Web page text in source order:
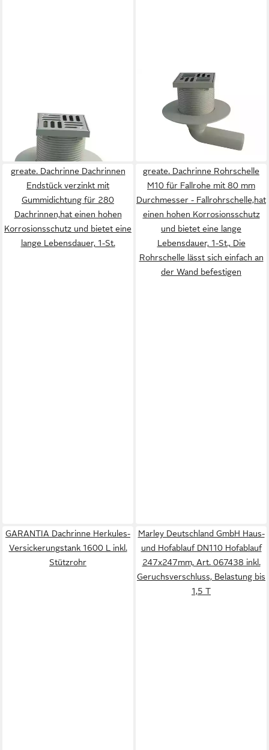
Art. 067339
ab 24,59 €
lieferbar - in 4-5 Werktagen bei dir
MARLEY DEUTSCHLAND GMBH
Haus- und Hofablauf DN50
Balkonablauf 100x100mm,
Art. 067322
lieferbar - in 4-5 Werktagen bei dir
greate. Dachrinne Dachrinnen
Endstück verzinkt mit
Gummidichtung für 280
Dachrinnen,hat einen hohen
Korrosionsschutz und bietet eine
lange Lebensdauer, 1-St.
greate. Dachrinne Rohrschelle
M10 für Fallrohe mit 80 mm
Durchmesser - Fallrohrschelle,hat
einen hohen Korrosionsschutz
und bietet eine lange
Lebensdauer, 1-St., Die
Rohrschelle lässt sich einfach an
der Wand befestigen
GARANTIA Dachrinne Herkules-
Versickerungstank 1600 L inkl.
Stützrohr
Marley Deutschland GmbH Haus-
und Hofablauf DN110 Hofablauf
247x247mm, Art. 067438 inkl.
Geruchsverschluss, Belastung bis
1,5 T